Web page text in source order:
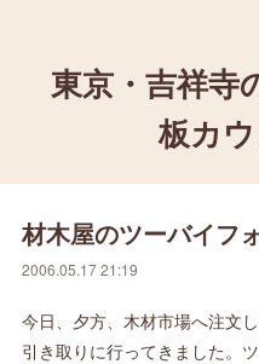
東京・吉祥寺
板カウ
材木屋のツーバイフ
2006.05.17 21:19
今日、夕方、木材市場へ注文
引き取りに行ってきました。